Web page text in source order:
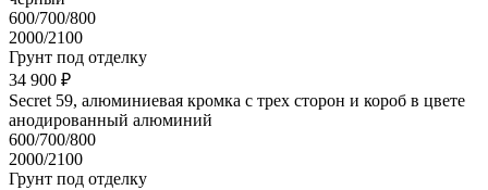
600/700/800
2000/2100
Грунт под отделку
34 900 ₽
Secret 59, алюминиевая кромка с трех сторон и короб в цвете
анодированный алюминий
600/700/800
2000/2100
Грунт под отделку